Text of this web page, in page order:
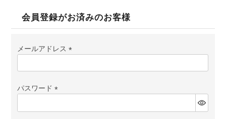
会員登録がお済みのお客様
メールアドレス
須)
パスワード
須)